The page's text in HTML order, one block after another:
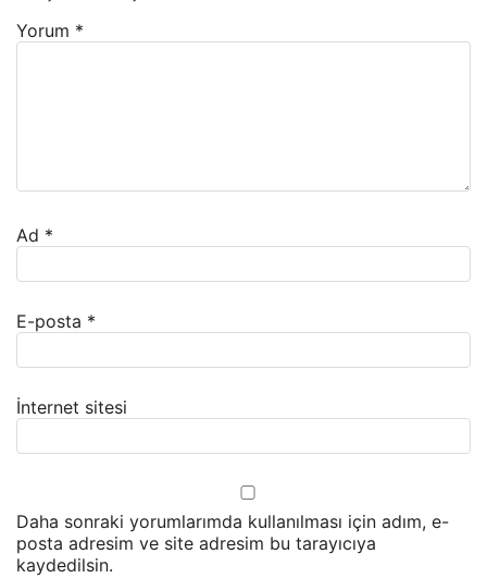
Yorum *
Ad *
E-posta *
İnternet sitesi
Daha sonraki yorumlarımda kullanılması için adım, e-
posta adresim ve site adresim bu tarayıcıya
kaydedilsin.